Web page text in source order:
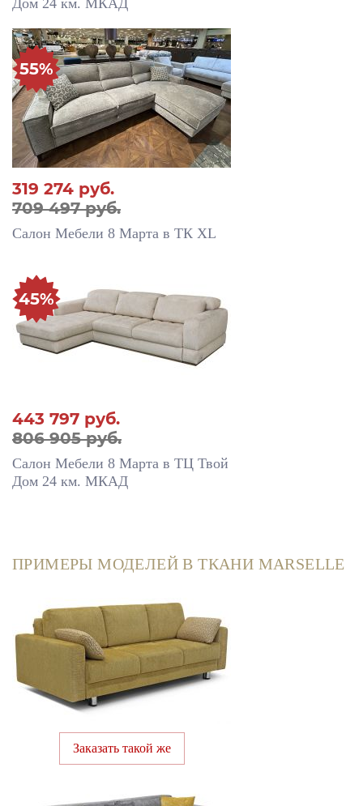
Дом 24 км. МКАД
319 274 руб.
709 497 руб.
55%
Салон Мебели 8 Марта в ТК XL
443 797 руб.
806 905 руб.
45%
Салон Мебели 8 Марта в ТЦ Твой
Дом 24 км. МКАД
ПРИМЕРЫ МОДЕЛЕЙ В ТКАНИ MARSELLE
Заказать такой же